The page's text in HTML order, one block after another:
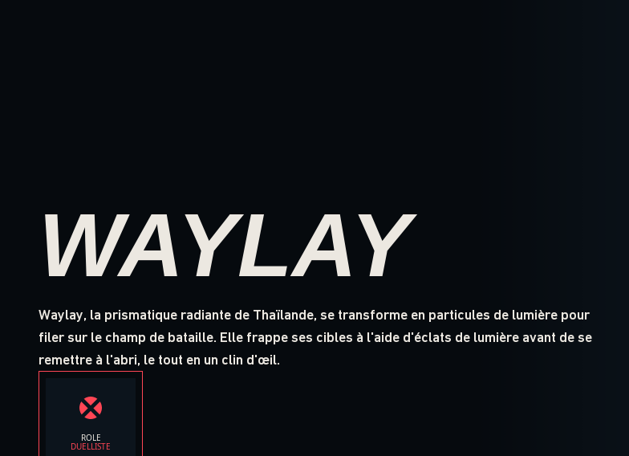
WAYLAY
Waylay, la prismatique radiante de Thaïlande, se transforme en particules de lumière pour
filer sur le champ de bataille. Elle frappe ses cibles à l'aide d'éclats de lumière avant de se
remettre à l'abri, le tout en un clin d'œil.
ROLE
DUELLISTE